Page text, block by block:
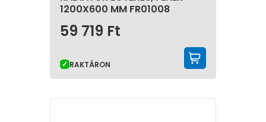
1200X600 MM FR01008
59 719 Ft
RAKTÁRON